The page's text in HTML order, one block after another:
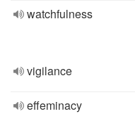
watchfulness
vigilance
effeminacy